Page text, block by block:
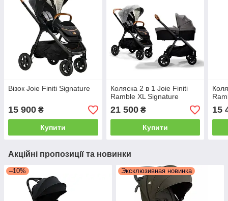
Візок Joie Finiti Signature
15 900 ₴
Купити
Коляска 2 в 1 Joie Finiti
Ramble XL Signature
21 500₴
Купити
15
Акційні пропозиції та новинки
–10% Эксклюзивная новинка